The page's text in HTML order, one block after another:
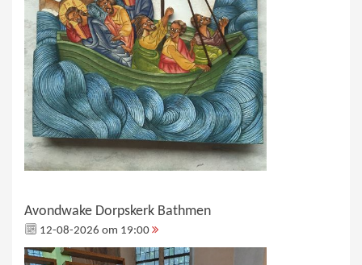
Avondwake Dorpskerk Bathmen
12-08-2026 om 19:00